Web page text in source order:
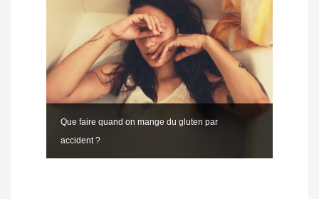
Que faire quand on mange du gluten par
accident ?